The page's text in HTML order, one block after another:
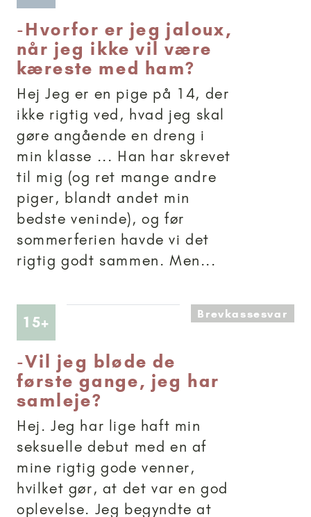
-Hvorfor er jeg jaloux,
når jeg ikke vil være
kæreste med ham?
Hej Jeg er en pige på 14, der
ikke rigtig ved, hvad jeg skal
gøre angående en dreng i
min klasse ... Han har skrevet
til mig (og ret mange andre
piger, blandt andet min
bedste veninde), og før
sommerferien havde vi det
rigtig godt sammen. Men...
15+ Artikler anbefalet til 15+Brevkassesvar
-Vil jeg bløde de
første gange, jeg har
samleje?
Hej. Jeg har lige haft min
seksuelle debut med en af
mine rigtig gode venner,
hvilket gør, at det var en god
oplevelse. Jeg begyndte at